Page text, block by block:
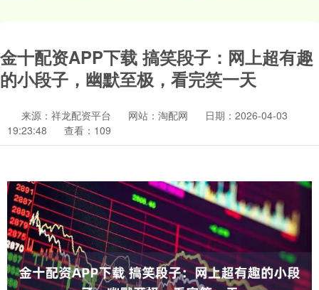
金十配资APP下载 搞笑段子：网上超有趣
的小段子，幽默至极，看完笑一天
来源：祥龙配资平台 网站：淘配网
日期：2026-04-03
19:23:48
查看：109